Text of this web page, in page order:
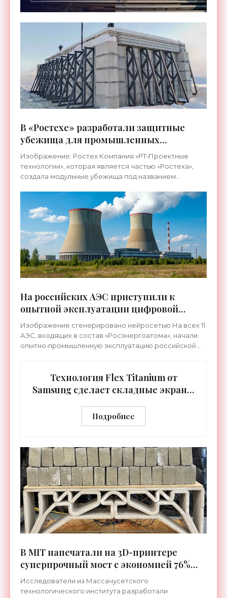
В «Ростехе» разработали защитные
убежища для промышленных
предприятий - «Технологии»
Изображение: Ростех Компания «РТ‑Проектные
технологии», которая является частью «Ростеха»,
создала модульные убежища под названием
частности, такие
На российских АЭС приступили к
опытной эксплуатации цифровой
системы «ТОРЭКС» - «Технологии»
Изображение сгенерировано нейросетью На всех 11
АЭС, входящих в состав «Росэнергоатома», начали
опытно‑промышленную эксплуатацию российской
Технология Flex Titanium от
Samsung сделает складные экраны
«Технологии»
Подробнее
В MIT напечатали на 3D-принтере
суперпрочный мост с экономией 76%
бетона - «Технологии»
Исследователи из Массачусетского
технологического института разработали